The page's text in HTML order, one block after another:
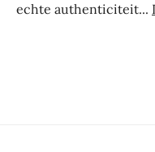
echte authenticiteit...